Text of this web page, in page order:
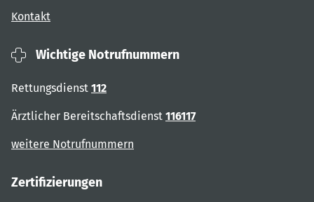
Kontakt
Wichtige Notrufnummern
Rettungsdienst 112
Ärztlicher Bereitschaftsdienst 116117
weitere Notrufnummern
Zertifizierungen